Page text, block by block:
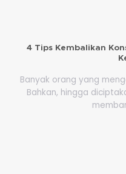
4 Tips Kembalikan
Banyak orang yang
Bahkan, hingga